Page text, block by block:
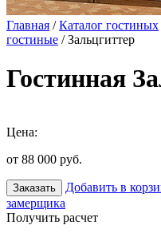
Главная /Каталог гостиных
гостиные / Зальцгиттер
Гостинная
Цена:
от 88 000 руб.
Заказать Добавить в
замерщика
Получить расчет